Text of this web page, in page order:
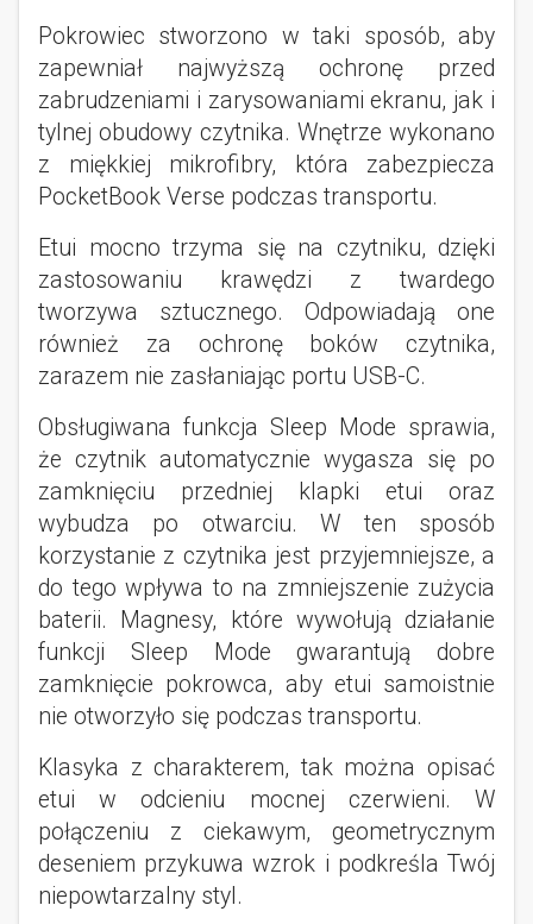
Pokrowiec stworzono w taki sposób, aby
zapewniał najwyższą ochronę przed
zabrudzeniami i zarysowaniami ekranu, jak i
tylnej obudowy czytnika. Wnętrze wykonano
z miękkiej mikrofibry, która zabezpiecza
PocketBook Verse podczas transportu.
Etui mocno trzyma się na czytniku, dzięki
zastosowaniu krawędzi z twardego
tworzywa sztucznego. Odpowiadają one
również za ochronę boków czytnika,
zarazem nie zasłaniając portu USB-C.
Obsługiwana funkcja Sleep Mode sprawia,
że czytnik automatycznie wygasza się po
zamknięciu przedniej klapki etui oraz
wybudza po otwarciu. W ten sposób
korzystanie z czytnika jest przyjemniejsze, a
do tego wpływa to na zmniejszenie zużycia
baterii. Magnesy, które wywołują działanie
funkcji Sleep Mode gwarantują dobre
zamknięcie pokrowca, aby etui samoistnie
nie otworzyło się podczas transportu.
Klasyka z charakterem, tak można opisać
etui w odcieniu mocnej czerwieni. W
połączeniu z ciekawym, geometrycznym
deseniem przykuwa wzrok i podkreśla Twój
niepowtarzalny styl.